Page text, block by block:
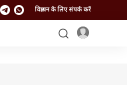
विज्ञापन के लिए संपर्क करें